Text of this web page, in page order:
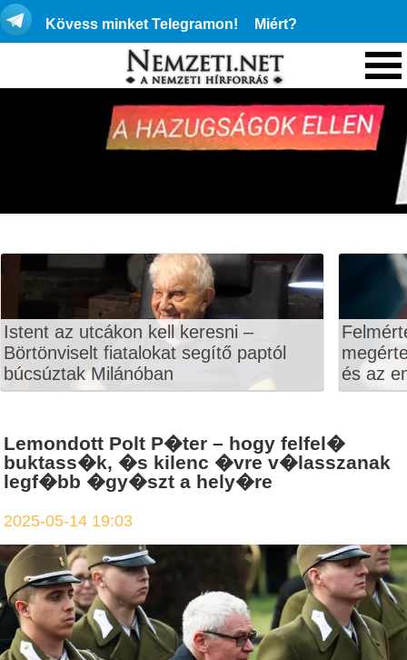
Kövess minket Telegramon! Miért?
Istent az utcákon kell keresni –
Börtönviselt fiatalokat segítő paptól
búcsúztak Milánóban
és az
Lemondott Polt P�ter – hogy felfel�
buktass�k, �s kilenc �vre v�lasszanak
legf�bb �gy�szt a hely�re
2025-05-14 19:03